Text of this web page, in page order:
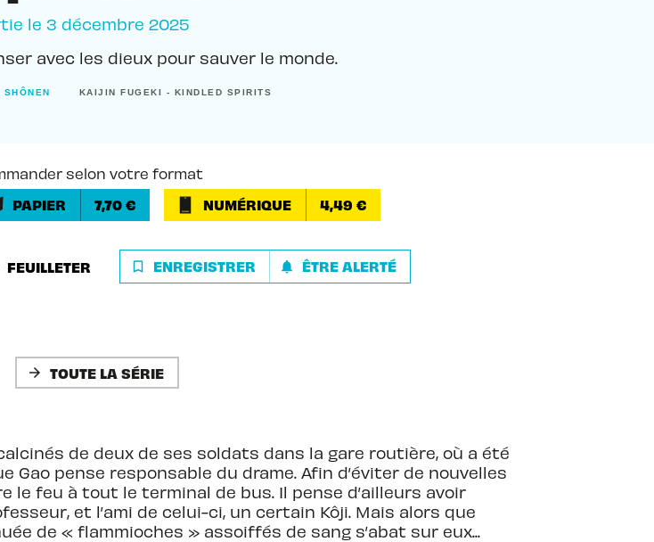
le 3 décembre 2025
avec les dieux pour sauver le monde.
KAIJIN FUGEKI - KINDLED SPIRITS
selon votre format
PAPIER
7,70 € NUMÉRIQUE 4,49 €
FEUILLETER bookmark_border ENREGISTRER notifications ÊTRE ALERTÉ
arrow_forward TOUTE LA SÉRIE
de deux de ses soldats dans la gare routière, où a été
pense responsable du drame. Afin d’éviter de nouvelles
le feu à tout le terminal de bus. Il pense d’ailleurs avoir
et l’ami de celui-ci, un certain Kôji. Mais alors que
de « flammioches » assoiffés de sang s’abat sur eux...